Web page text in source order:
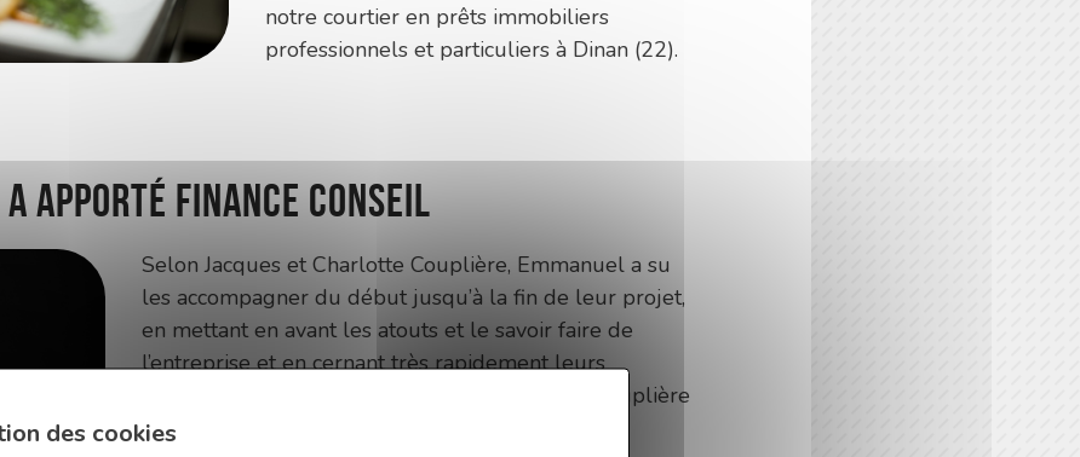
notre courtier en prêts immobiliers
professionnels et particuliers à Dinan (22).
apporté Finance Conseil
Selon Jacques et Charlotte Couplière, Emmanuel a su
les accompagner du début jusqu’à la fin de leur projet,
en mettant en avant les atouts et le savoir faire de
l’entreprise et en cernant très rapidement leurs
attentes. Cela a permis à Jacques et Charlotte Couplière
d’être confiant de A à Z.
des cookies